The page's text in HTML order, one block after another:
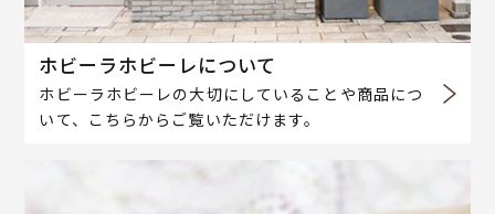
ホビーラホビーレについて
ホビーラホビーレの大切にしていることや商品につ
いて、こちらからご覧いただけます。